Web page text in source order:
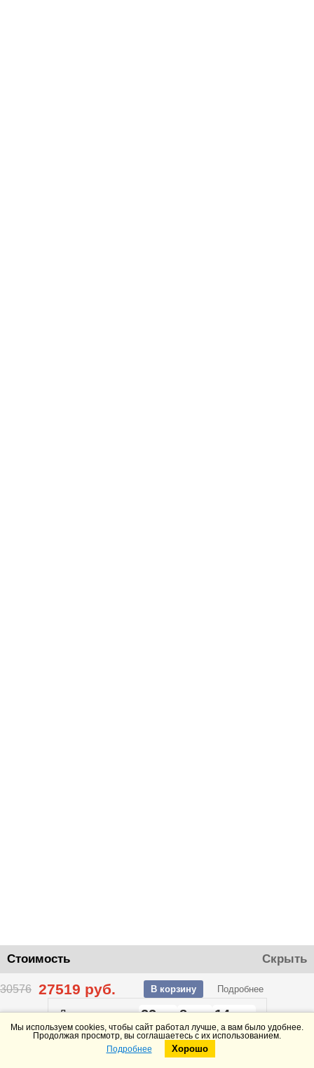
Стоимость Скрыть
30576 27519 руб. В корзину Подробнее
До конца акции22 8 14
Telegram
Мы используем cookies, чтобы сайт работал лучше, а вам было удобнее.
Продолжая просмотр, вы соглашаетесь с их использованием.
Подробнее
Хорошо